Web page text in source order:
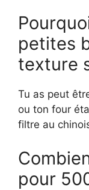
petites
texture
Tu as peut
ou ton four
filtre au
pour